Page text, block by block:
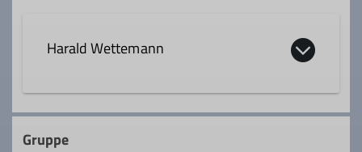
Harald Wettemann
0163 1663021
Gruppe